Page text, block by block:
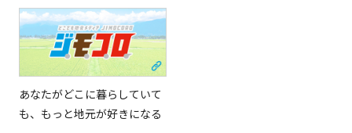
あなたがどこに暮らしていて
も、もっと地元が好きになる